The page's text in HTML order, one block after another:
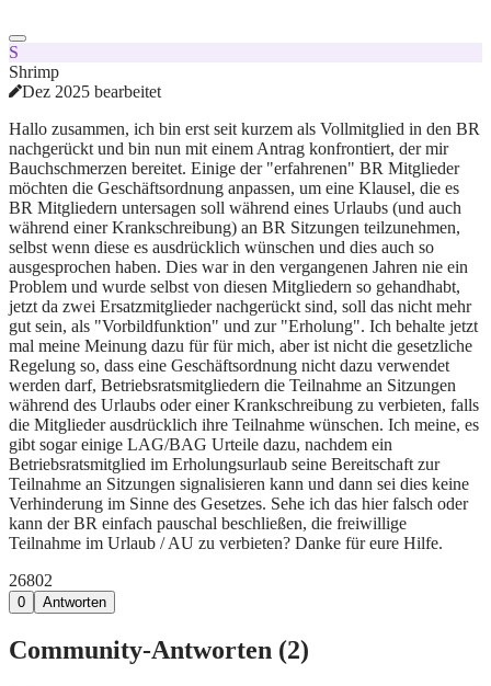
S
Shrimp
Dez 2025 bearbeitet
Hallo zusammen, ich bin erst seit kurzem als Vollmitglied in den BR
nachgerückt und bin nun mit einem Antrag konfrontiert, der mir
Bauchschmerzen bereitet. Einige der "erfahrenen" BR Mitglieder
möchten die Geschäftsordnung anpassen, um eine Klausel, die es
BR Mitgliedern untersagen soll während eines Urlaubs (und auch
während einer Krankschreibung) an BR Sitzungen teilzunehmen,
selbst wenn diese es ausdrücklich wünschen und dies auch so
ausgesprochen haben. Dies war in den vergangenen Jahren nie ein
Problem und wurde selbst von diesen Mitgliedern so gehandhabt,
jetzt da zwei Ersatzmitglieder nachgerückt sind, soll das nicht mehr
gut sein, als "Vorbildfunktion" und zur "Erholung". Ich behalte jetzt
mal meine Meinung dazu für für mich, aber ist nicht die gesetzliche
Regelung so, dass eine Geschäftsordnung nicht dazu verwendet
werden darf, Betriebsratsmitgliedern die Teilnahme an Sitzungen
während des Urlaubs oder einer Krankschreibung zu verbieten, falls
die Mitglieder ausdrücklich ihre Teilnahme wünschen. Ich meine, es
gibt sogar einige LAG/BAG Urteile dazu, nachdem ein
Betriebsratsmitglied im Erholungsurlaub seine Bereitschaft zur
Teilnahme an Sitzungen signalisieren kann und dann sei dies keine
Verhinderung im Sinne des Gesetzes. Sehe ich das hier falsch oder
kann der BR einfach pauschal beschließen, die freiwillige
Teilnahme im Urlaub / AU zu verbieten? Danke für eure Hilfe.
26802
0 Antworten
Community-Antworten (2)